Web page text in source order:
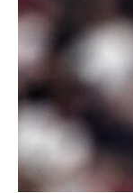
Εθνικές Μπάσκετ
Δεύτερη
15:05
Επικαιρότητα
Βρέθηκε
εκκλησάκι
14:50